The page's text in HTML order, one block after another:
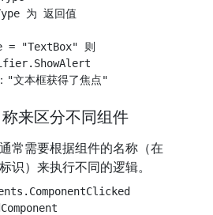
为 返回值
= "TextBox" 则
来区分不同组件
常需要根据组件的名称（在
识）来执行不同的逻辑。